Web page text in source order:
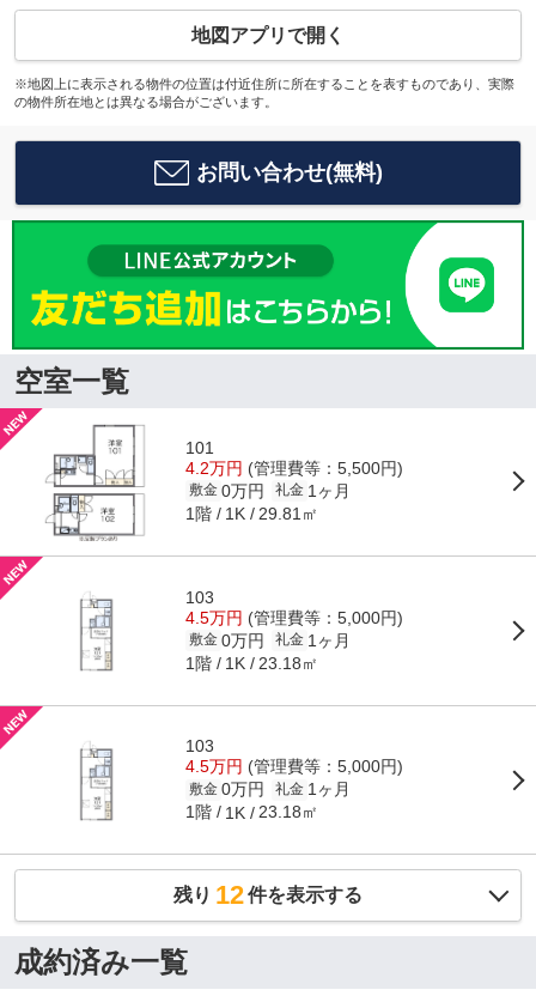
地図アプリで開く
※地図上に表示される物件の位置は付近住所に所在することを表すものであり、実際
の物件所在地とは異なる場合がございます。
お問い合わせ(無料)
空室一覧
101
4.2万円 (管理費等：5,500円)
敷金 0万円 礼金 1ヶ月
1階 1K 29.81㎡
103
4.5万円 (管理費等：5,000円)
敷金 0万円 礼金 1ヶ月
1階 1K 23.18㎡
103
4.5万円 (管理費等：5,000円)
敷金 0万円 礼金 1ヶ月
1階 1K 23.18㎡
残り 12件を表示する
成約済み一覧